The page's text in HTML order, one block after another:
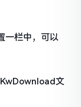
一栏中，可以
文